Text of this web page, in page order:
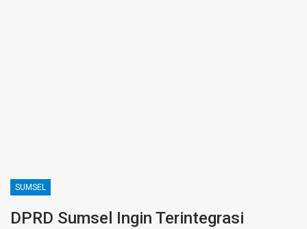
SUMSEL
DPRD Sumsel Ingin Terintegrasi